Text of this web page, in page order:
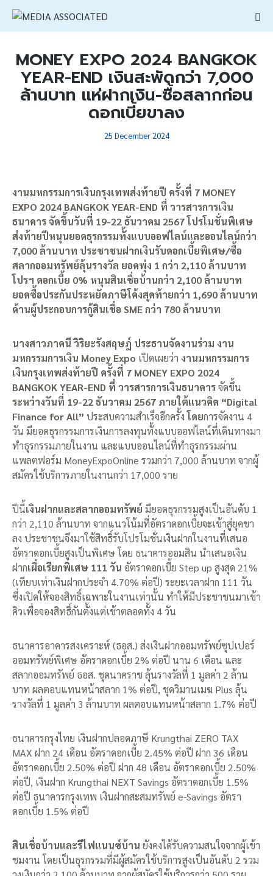
MONEY EXPO 2024 BANGKOK
YEAR-END เงินสะพัดกว่า 7,000
ล้านบาท แห่ฝากเงิน-ซื้อสลากก่อน
ดอกเบี้ยขาลง
25 December 2024
งานมหกรรมการเงินกรุงเทพส่งท้ายปี ครั้งที่ 7 MONEY
EXPO 2024 BANGKOK YEAR-END ที่ วารสารการเงิน
ธนาคาร จัดขึ้นวันที่ 19-22 ธันวาคม 2567 โปรโมชั่นพิเศษ
ส่งท้ายปีหนุนยอดธุรกรรมทั้งแบบออฟไลน์และออนไลน์กว่า
7,000 ล้านบาท ประชาชนฝากเงินรับดอกเบี้ยพิเศษ/ซื้อ
สลากออมทรัพย์ลุ้นรางวัล ยอดพุ่ง 1 กว่า 2,110 ล้านบาท
โปรฯ ดอกเบี้ย 0% หนุนสินเชื่อบ้านกว่า 2,100 ล้านบาท
ยอดซื้อประกันประหยัดภาษีโค้งสุดท้ายกว่า 1,690 ล้านบาท
ด้านผู้ประกอบการกู้สินเชื่อ SME กว่า 780 ล้านบาท
นางสาวภาคนี วิริยะรังสฤษฎ์ ประธานจัดงานร่วม งาน
มหกรรมการเงิน Money Expo เปิดเผยว่า งานมหกรรมการ
เงินกรุงเทพส่งท้ายปี ครั้งที่ 7 MONEY EXPO 2024
BANGKOK YEAR-END ที่ วารสารการเงินธนาคารจัดขึ้น
ระหว่างวันที่ 19-22 ธันวาคม 2567 ภายใต้แนวคิด “Digital
Finance for All” ประสบความสำเร็จอีกครั้ง โดยการจัดงาน 4
วัน มียอดธุรกรรมการเงินการลงทุนทั้งแบบออฟไลน์ที่เดินทางมา
ทำธุรกรรมภายในงาน และแบบออนไลน์ที่ทำธุรกรรมผ่าน
แพลตฟอร์ม MoneyExpoOnline รวมกว่า 7,000 ล้านบาท จากผู้
สมัครใช้บริการภายในงานกว่า 17,000 ราย
ปีนี้เงินฝากและสลากออมทรัพย์ มียอดธุรกรรมสูงเป็นอันดับ 1
กว่า 2,110 ล้านบาท จากแนวโน้มที่อัตราดอกเบี้ยจะเข้าสู่ยุคขา
ลง ประชาชนจึงมาใช้สิทธิ์รับโปรโมชั่นเงินฝากในงานที่เสนอ
อัตราดอกเบี้ยสูงเป็นพิเศษ โดย ธนาคารออมสิน นำเสนอเงิน
ฝากเผื่อเรียกพิเศษ 111 วัน อัตราดอกเบี้ย Step up สูงสุด 21%
(เทียบเท่าเงินฝากประจำ 4.70% ต่อปี) ระยะเวลาฝาก 111 วัน
ซึ่งเปิดให้จองสิทธิ์เฉพาะในงานเท่านั้น ทำให้มีประชาชนมาเข้า
คิวเพื่อจองสิทธิ์กันตั้งแต่เช้าตลอดทั้ง 4 วัน
ธนาคารอาคารสงเคราะห์ (ธอส.) ส่งเงินฝากออมทรัพย์ซุปเปอร์
ออมทรัพย์พิเศษ อัตราดอกเบี้ย 2% ต่อปี นาน 6 เดือน และ
สลากออมทรัพย์ ธอส. ชุดนาคราช ลุ้นรางวัลที่ 1 มูลค่า 2 ล้าน
บาท ผลตอบแทนหน้าสลาก 1% ต่อปี, ชุดวิมานเมฆ Plus ลุ้น
รางวัลที่ 1 มูลค่า 3 ล้านบาท ผลตอบแทนหน้าสลาก 1.7% ต่อปี
ธนาคารกรุงไทย เงินฝากปลอดภาษี Krungthai ZERO TAX
MAX ฝาก 24 เดือน อัตราดอกเบี้ย 2.45% ต่อปี ฝาก 36 เดือน
อัตราดอกเบี้ย 2.50% ต่อปี ฝาก 48 เดือน อัตราดอกเบี้ย 2.50%
ต่อปี, เงินฝาก Krungthai NEXT Savings อัตราดอกเบี้ย 1.5%
ต่อปี ธนาคารกรุงเทพ เงินฝากสะสมทรัพย์ e-Savings อัตรา
ดอกเบี้ย 1.5% ต่อปี
สินเชื่อบ้านและรีไฟแนนซ์บ้าน ยังคงได้รับความสนใจจากผู้เข้า
ชมงาน โดยเป็นธุรกรรมที่มีผู้สมัครใช้บริการสูงเป็นอันดับ 2 รวม